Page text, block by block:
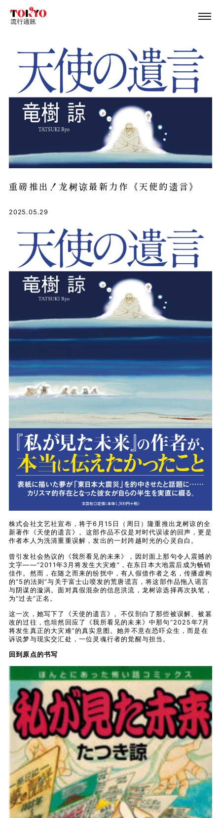
重磅推出！龙树谅最新力作《天使的遗言》
2025.05.29
株式会社文艺社宣布，将于6月15日（周日）隆重推出龙树谅的全
新著作《天使的遗言》。这部作品不仅是对时代误读的回声，更是
作者本人为洗清重重误解，发出的一封跨越时光的心灵自白。
曾引发社会热议的《我所看见的未来》，因封面上那句令人震撼的
文字——“2011年3月将发生大灾难”，在东日本大地震后成为畅销
佳作。然而，在随之而来的纷扰中，有人假借作者之名，传播虚构
的“5的法则”与关于富士山喷发的荒唐谎言，将这部作品拖入谣言
与阴谋的漩涡。面对真假混杂的信息洪流，龙树谅选择再次执笔，
为“过去”正名。
这一次，她写下了《天使的遗言》。不仅剖白了那些被误解、被篡
改的过往，也坦然回应了《我所看见的未来》中那句“2025年7月
将发生真正的大灾难”的真实意图。她并不意在恐吓众生，而是在
诉说梦与现实交汇处，一位灵魂行者的觉醒与担当。
回到原点的书写